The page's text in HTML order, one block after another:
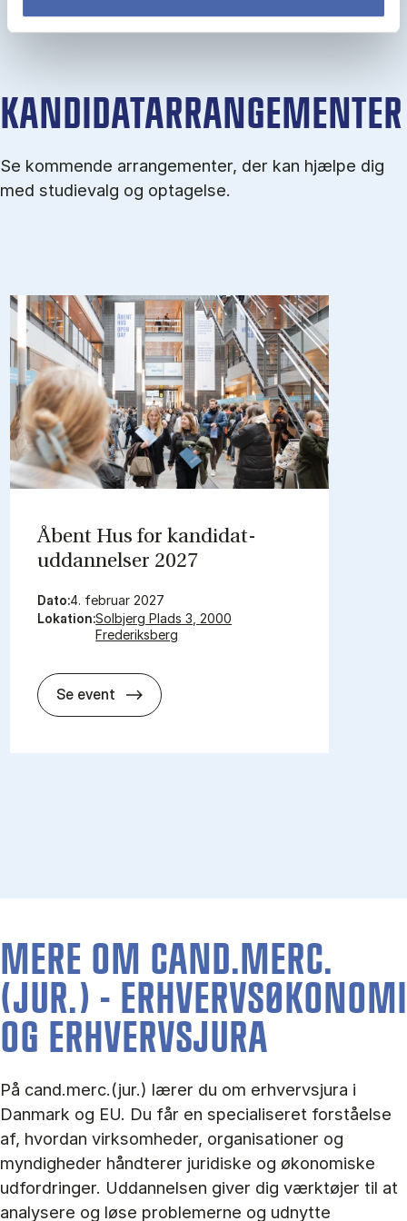
KANDIDATARRANGEMENTER
Se kommende arrangementer, der kan hjælpe dig
med studievalg og optagelse.
Åbent Hus for kandidat­
uddannelser 2027
Dato:4. februar 2027
Lokation:Solbjerg Plads 3, 2000
Frederiksberg
Se event Åbent Hus for kandidat­uddannelser
MERE OM CAND.MERC.
(JUR.) - ERHVERVS­ØKONOMI
OG ERHVERVS­JURA
På cand.merc.(jur.) lærer du om erhvervsjura i
Danmark og EU. Du får en specialiseret forståelse
af, hvordan virksomheder, organisationer og
myndigheder håndterer juridiske og økonomiske
udfordringer. Uddannelsen giver dig værktøjer til at
analysere og løse problemerne og udnytte